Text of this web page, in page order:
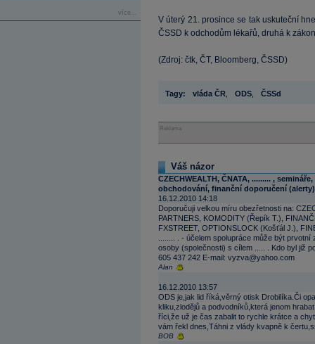
více...
V úterý 21. prosince se tak uskuteční
ČSSD k odchodům lékařů, druhá k
(Zdroj: čtk, ČT, Bloomberg, ČSSD)
Tagy: vláda ČR ODS ČSSd
Reklama
Váš názor
CZECHWEALTH, ČNATA, ......... ,
obchodování, finanční doporučení
16.12.2010 14:18
Doporučuji velkou míru obezřetnosti na:
PARTNERS, KOMODITY (Řepík T.),
FXSTREET, OPTIONSLOCK (Košťál J.),
........ . - účelem spolupráce může být
osoby (společnosti) s cílem ..... . Kdo byl již
605 437 242 E-mail: vyzva@yahoo.com
Alan
16.12.2010 13:57
ODS je,jak lid říká,věrný otisk Drobilíka.Či
kliku,zlodějů a podvodníků,která jenom
říci,že už je čas zabalit to rychle krátce a
vám řekl dnes,Táhni z vlády kvapně k
BOB